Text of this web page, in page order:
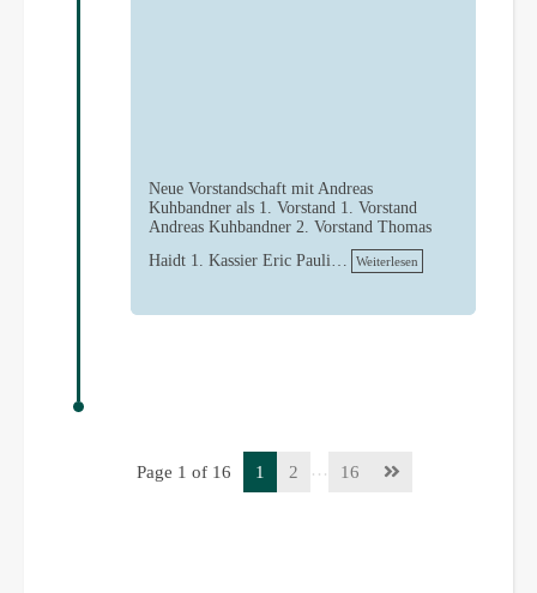
Neue Vorstandschaft mit Andreas
Kuhbandner als 1. Vorstand 1. Vorstand
Andreas Kuhbandner 2. Vorstand Thomas
Haidt 1. Kassier Eric Pauli…
Weiterlesen
Page 1 of 16 1 2 … 16